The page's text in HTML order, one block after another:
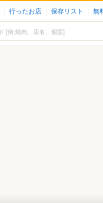
行ったお店 保存リスト 無